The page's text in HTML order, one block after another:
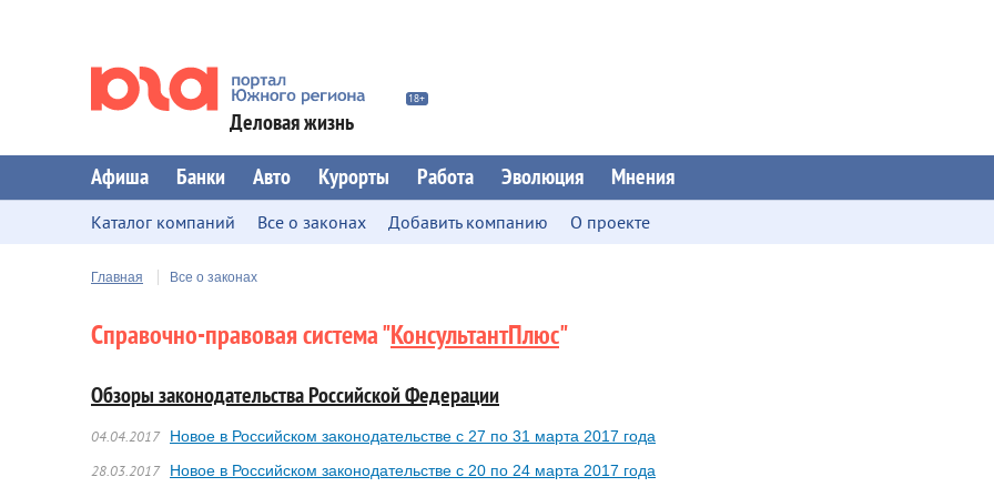
Деловая жизнь
Афиша Банки Авто Курорты Работа Эволюция Мнения
Каталог компаний Все о законах Добавить компанию О проекте
Главная Все о законах
Справочно-правовая система "КонсультантПлюс"
Обзоры законодательства Российской Федерации
04.04.2017 Новое в Российском законодательстве с 27 по 31 марта 2017 года
28.03.2017 Новое в Российском законодательстве с 20 по 24 марта 2017 года